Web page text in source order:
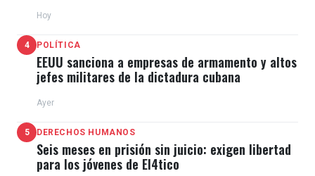
Hoy
4 POLÍTICA
EEUU sanciona a empresas de armamento y altos
jefes militares de la dictadura cubana
Ayer
5 DERECHOS HUMANOS
Seis meses en prisión sin juicio: exigen libertad
para los jóvenes de El4tico